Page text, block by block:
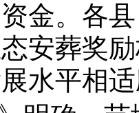
金。各
安葬奖
水平相